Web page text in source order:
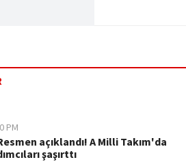
PM
açıklandı! A Milli Takım'da
şaşırttı